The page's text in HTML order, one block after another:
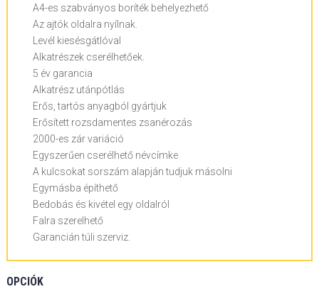
A4-es szabványos boríték behelyezhető
Az ajtók oldalra nyílnak.
Levél kiesésgátlóval
Alkatrészek cserélhetőek.
5 év garancia
Alkatrész utánpótlás
Erős, tartós anyagból gyártjuk
Erősített rozsdamentes zsanérozás
2000-es zár variáció
Egyszerűen cserélhető névcímke
A kulcsokat sorszám alapján tudjuk másolni
Egymásba építhető
Bedobás és kivétel egy oldalról
Falra szerelhető
Garancián túli szerviz.
OPCIÓK